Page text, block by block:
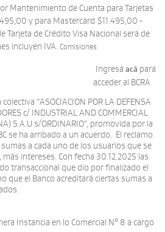
Mantenimiento de Cuenta para Tarjetas
y para Mastercard $11.495,00 -
Tarjeta de Crédito Visa Nacional será de
incluyen IVA. Comisiones
acá para
acceder al BCRA
“ASOCIACION POR LA DEFENSA
c/ INDUSTRIAL AND COMMERCIAL
S.A.U s/ORDINARIO”, promovida por la
se ha arribado a un acuerdo. El reclamo
a cada uno de los usuarios que se
intereses. Con fecha 30.12.2025 las
transaccional que dio por finalizado el
que el Banco acreditará ciertas sumas a
Instancia en lo Comercial N° 8 a cargo